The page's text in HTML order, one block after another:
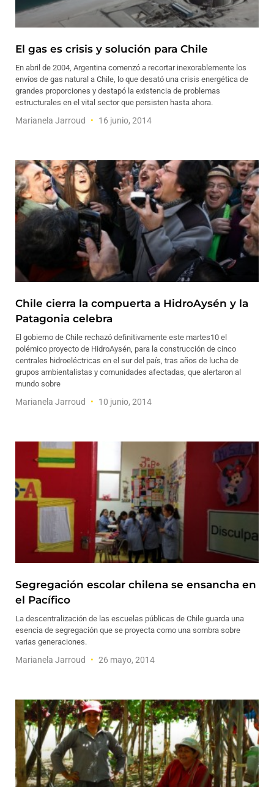
El gas es crisis y solución para Chile
En abril de 2004, Argentina comenzó a recortar inexorablemente los
envíos de gas natural a Chile, lo que desató una crisis energética de
grandes proporciones y destapó la existencia de problemas
estructurales en el vital sector que persisten hasta ahora.
Marianela Jarroud 16 junio, 2014
Chile cierra la compuerta a HidroAysén y la
Patagonia celebra
El gobierno de Chile rechazó definitivamente este martes10 el
polémico proyecto de HidroAysén, para la construcción de cinco
centrales hidroeléctricas en el sur del país, tras años de lucha de
grupos ambientalistas y comunidades afectadas, que alertaron al
mundo sobre
Marianela Jarroud 10 junio, 2014
Segregación escolar chilena se ensancha en
el Pacífico
La descentralización de las escuelas públicas de Chile guarda una
esencia de segregación que se proyecta como una sombra sobre
varias generaciones.
Marianela Jarroud 26 mayo, 2014